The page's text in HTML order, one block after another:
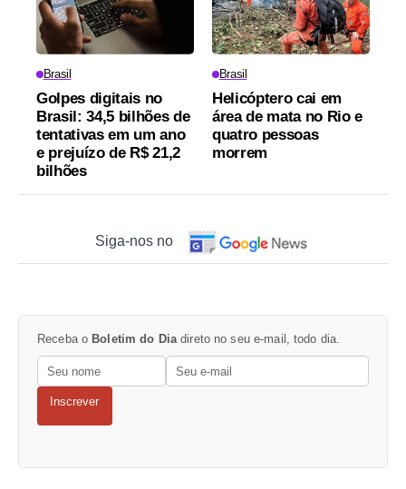
Brasil
Golpes digitais no
Brasil: 34,5 bilhões de
tentativas em um ano
e prejuízo de R$ 21,2
bilhões
Brasil
Helicóptero cai em
área de mata no Rio e
quatro pessoas
morrem
Siga-nos no
Receba o Boletim do Dia direto no seu e-mail, todo dia.
Inscrever